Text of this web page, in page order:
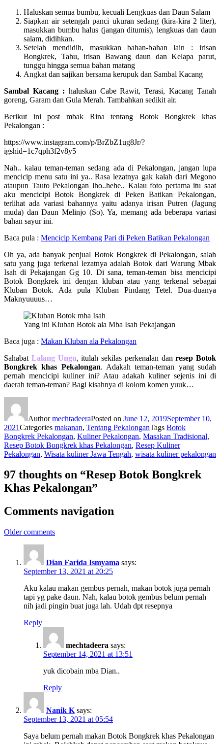
Haluskan semua bumbu, kecuali Lengkuas dan Daun Salam
Siapkan air setengah panci ukuran sedang (kira-kira 2 liter),
masukkan bumbu halus (jangan ditumis), lengkuas dan daun
salam, didihkan.
Setelah mendidih, masukkan bahan-bahan lain : irisan
Bongkrek, Tahu, irisan Bawang daun dan Kelapa parut,
tunggu hingga semua bahan matang
Angkat dan sajikan bersama kerupuk dan Sambal Kacang
Sambal Kacang : haluskan Cabe Rawit, Terasi, Kacang Tanah
goreng, Garam dan Gula Merah. Tambahkan sedikit air.
Berikut ini post mbak Rina tentang Botok Bongkrek khas
Pekalongan :
https://www.instagram.com/p/BrZbZ1ug8Jr/?
igshid=1c7qph3f2v8y5
Nah.. kalau teman-teman sedang ada di Pekalongan, jangan lupa
mencicip menu satu ini ya.. Rasa lezatnya gak kalah dari Megono
ataupun Tauto Pekalongan lho..hehe.. Kalau foto pertama itu saat
aku mencicipi Botok Bongkrek di Peken Batikan Pekalongan,
terlihat ada variasi bahannya yaitu adanya irisan Putren (Jagung
muda) dan Daun Melinjo (So). Ya, memang ada beberapa variasi
bahan sayur ini.
Baca pula : Mencicip Kembang Pari di Peken Batikan Pekalongan
Oh ya, ada banyak penjual Botok Bongkrek di Pekalongan, salah
satu yang juga terkenal lezatnya adalah Botok dari Warung Mbak
Isah di Pekajangan Gg 10. Di sana, teman-teman bisa mencicipi
Botok Bongkrek ini dengan kluban atau yang terkenal sebagai
Kluban Botok. Ada pula Kluban Pindang Tetel. Dua-duanya
Maknyuuuus…
Yang ini Kluban Botok ala Mba Isah Pekajangan
Baca juga : Makan Kluban ala Pekalongan
Sahabat Lalang Ungu, itulah sekilas perkenalan danresep Botok
Bongkrek khas Pekalongan. Adakah teman-teman yang sudah
pernah mencicipi kuliner ini? Atau adakah kuliner sejenis ini di
daerah teman-teman? Bagi kisahnya di kolom komen yuuk…
AuthormechtadeeraPosted on June 12, 2019September 10,
2021Categories makanan, Tentang PekalonganTags Botok
Bongkrek Pekalongan, Kuliner Pekalongan, Masakan Tradisional,
Resep Botok Bongkrek khas Pekalongan, Resep Kuliner
Pekalongan, Wisata kuliner Jawa Tengah, wisata kuliner pekalongan
97 thoughts on “Resep Botok Bongkrek
Khas Pekalongan”
Comments navigation
Older comments
Dian Farida Ismyama says:
September 13, 2021 at 20:25
Aku kalau makan gembus pernah, makan botok juga pernah
tapi yg pake daun. Nah, kalau botok gembus belum pernah
nih jadi pingin buat juga lah. Udah dpt resepnya
Reply
mechtadeera says:
September 14, 2021 at 13:51
yuk dicobain mba Dian..
Reply
Nanik K says:
September 13, 2021 at 05:54
Saya belum pernah makan Botok Bongkrek khas Pekalongan